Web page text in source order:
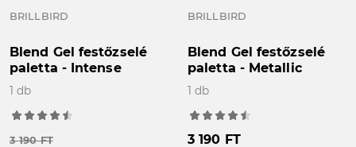
BRILLBIRD
Blend Gel festőzselé
paletta - Intense
1 db
3 190 FT
BRILLBIRD
Blend Gel festőzselé
paletta - Metallic
1 db
3 190 FT